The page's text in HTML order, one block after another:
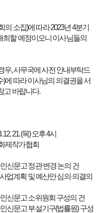
의 소집)에 따라 2023년 4분기
최할 예정이오니 이사님들의
우, 사무국에 사전 안내부탁드
)에 따라 이사님의 의결권을 서
고 바랍니다.
21. (목) 오후 4시
제작가협회
고 정관 변경 논의 건
업계획 및 예산안 심의·의결의
신문고 소위원회 구성의 건
신문고 부설기구(법률원) 구성